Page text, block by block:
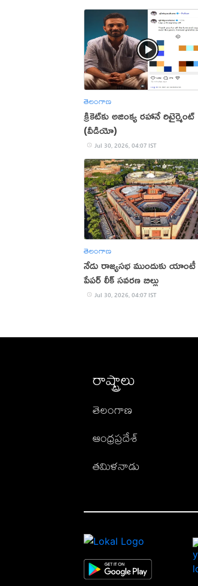
తెలంగాణ
క్రికెట్‌కు అజింక్య రహానే రిటైర్మెంట్
(వీడియో)
Jul 30, 2026, 04:07 IST
తెలంగాణ
నేడు రాజ్యసభ ముందుకు యాంటీ
పేపర్ లీక్ సవరణ బిల్లు
Jul 30, 2026, 04:07 IST
రాష్ట్రాలు
తెలంగాణ
ఆంధ్రప్రదేశ్
తమిళనాడు